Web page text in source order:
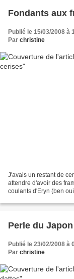
Fondants aux
Publié le 15/03/2008 à
Par christine
J'avais un restant de
attendre d'avoir des
coulants d'Eryn (ben
Perle du
Publié le 23/02/2008 à
Par christine